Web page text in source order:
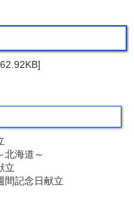
北海道～
立
間記念日献立